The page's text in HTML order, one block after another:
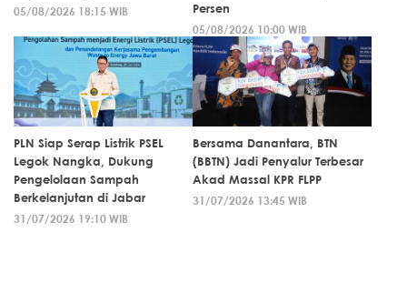
05/08/2026 18:15 WIB
Persen
05/08/2026 10:00 WIB
PLN Siap Serap Listrik PSEL
Legok Nangka, Dukung
Pengelolaan Sampah
Berkelanjutan di Jabar
31/07/2026 19:10 WIB
Bersama Danantara, BTN
(BBTN) Jadi Penyalur Terbesar
Akad Massal KPR FLPP
31/07/2026 13:45 WIB